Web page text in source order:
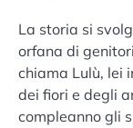
La storia si
orfana di
chiama Lulù, lei
dei fiori e degli
compleanno gli